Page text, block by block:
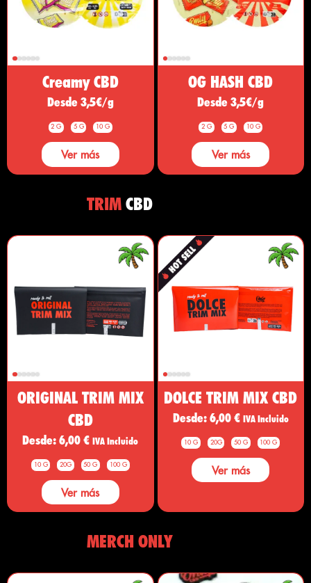
Creamy CBD
Desde 3,5€/g
2 G 5 G 10 G
Ver más
OG HASH CBD
Desde 3,5€/g
2 G 5 G 10 G
Ver más
TRIM CBD
ORIGINAL TRIM MIX
CBD
Desde:6,00€ IVA Incluido
10 G 20G 50 G 100 G
Ver más
DOLCE TRIM MIX CBD
Desde:6,00€ IVA Incluido
10 G 20G 50 G 100 G
Ver más
MERCH ONLY